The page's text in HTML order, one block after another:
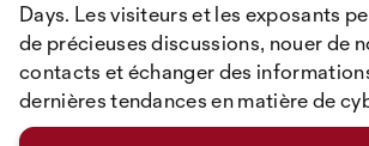
Days. Les visiteurs et les exposants
de précieuses discussions, nouer de
contacts et échanger des
dernières tendances en matière de